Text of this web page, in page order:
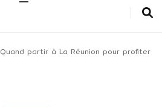
Quand partir à La Réunion pour profiter